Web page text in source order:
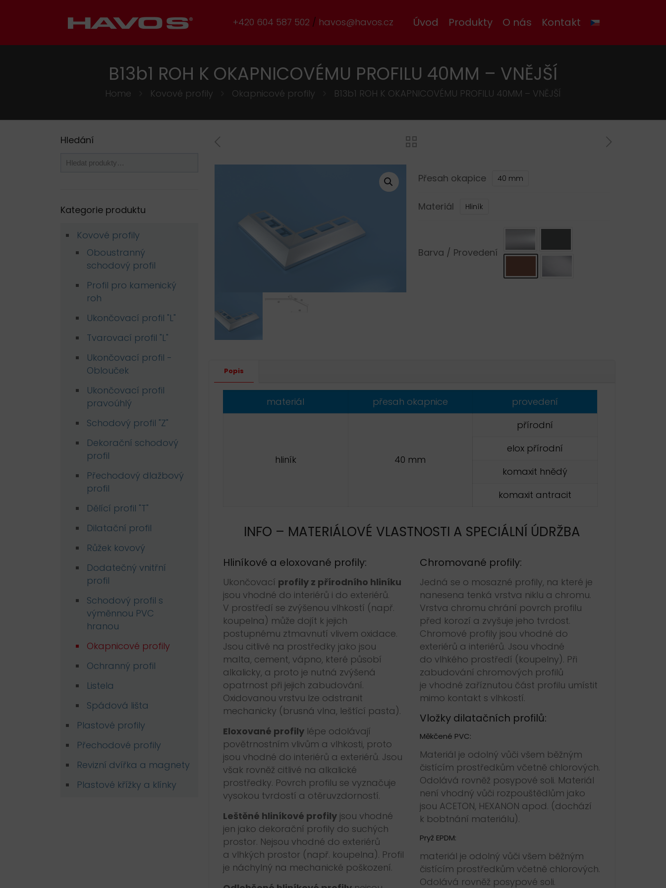
+420 604 587 502 havos@havos.cz Úvod Produkty O nás Kontakt
B13b1 ROH K OKAPNICOVÉMU PROFILU 40MM – VNĚJŠÍ
Home Kovové profily Okapnicové profily B13b1 ROH K OKAPNICOVÉMU PROFILU 40MM – VNĚJŠÍ
Přesah okapice 40 mm
Materiál Hliník
Barva / Provedení
Popis
materiál přesah okapnice provedení
hliník 40 mm
přírodní
elox přírodní
komaxit hnědý
komaxit antracit
INFO – MATERIÁLOVÉ VLASTNOSTI A SPECIÁLNÍ ÚDRŽBA
Hliníkové a eloxované profily:
Ukončovací profily z přírodního hliníku
jsou vhodné do interiérů i do exteriérů.
V prostředí se zvýšenou vlhkostí (např.
koupelna) může dojít k jejich
postupnému ztmavnutí vlivem oxidace.
Jsou citlivé na prostředky jako jsou
malta, cement, vápno, které působí
alkalicky, a proto je nutná zvýšená
opatrnost při jejich zabudování.
Oxidovanou vrstvu lze odstranit
mechanicky (brusná vlna, leštící pasta).
Eloxované profilylépe odolávají
povětrnostním vlivům a vlhkosti, proto
jsou vhodné do interiérů a exteriérů. Jsou
však rovněž citlivé na alkalické
prostředky. Povrch profilu se vyznačuje
vysokou tvrdostí a otěruvzdorností.
Leštěné hliníkové profilyjsou vhodné
jen jako dekorační profily do suchých
prostor. Nejsou vhodné do exteriérů
a vlhkých prostor (např. koupelna). Profil
je náchylný na mechanické poškození.
Chromované profily:
Jedná se o mosazné profily, na které je
nanesena tenká vrstva niklu a chromu.
Vrstva chromu chrání povrch profilu
před korozí a zvyšuje jeho tvrdost.
Chromové profily jsou vhodné do
exteriérů a interiérů. Jsou vhodné
do vlhkého prostředí (koupelny). Při
zabudování chromových profilů
je vhodné zaříznutou část profilu umístit
mimo kontakt s vlhkostí.
Vložky dilatačních profilů:
Měkčené PVC:
Materiál je odolný vůči všem běžným
čistícím prostředkům včetně chlorových.
Odolává rovněž posypové soli. Materiál
není vhodný vůči rozpouštědlům jako
jsou ACETON, HEXANON apod. (dochází
k bobtnání materiálu).
Pryž EPDM:
materiál je odolný vůči všem běžným
čistícím prostředkům včetně chlorových.
Odolává rovněž posypové soli.
Hledání
Kategorie produktu
Kovové profily
Oboustranný
schodový profil
Profil pro kamenický
roh
Ukončovací profil "L"
Tvarovací profil "L"
Ukončovací profil -
Oblouček
Ukončovací profil
pravoúhlý
Schodový profil "Z"
Dekorační schodový
profil
Přechodový dlažbový
profil
Dělící profil "T"
Dilatační profil
Růžek kovový
Dodatečný vnitřní
profil
Schodový profil s
výměnnou PVC
hranou
Okapnicové profily
Ochranný profil
Listela
Spádová lišta
Plastové profily
Přechodové profily
Revizní dvířka a magnety
Plastové křížky a klínky